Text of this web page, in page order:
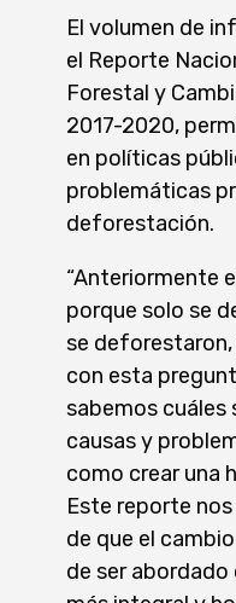
El volumen de
el Reporte
Forestal y
2017-2020,
en políticas
problemáticas
deforestación.
“Anteriormente
porque solo se
se
con esta
sabemos cuáles
causas y
como crear una
Este reporte
de que el
de ser abordado